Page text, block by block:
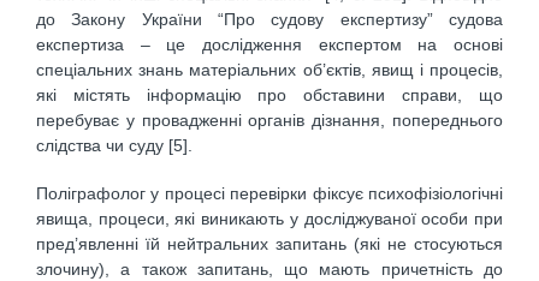
до Закону України “Про судову експертизу” судова
експертиза – це дослідження експертом на основі
спеціальних знань матеріальних об’єктів, явищ і процесів,
які містять інформацію про обставини справи, що
перебуває у провадженні органів дізнання, попереднього
слідства чи суду [5].
Поліграфолог у процесі перевірки фіксує психофізіологічні
явища, процеси, які виникають у досліджуваної особи при
пред’явленні їй нейтральних запитань (які не стосуються
злочину), а також запитань, що мають причетність до